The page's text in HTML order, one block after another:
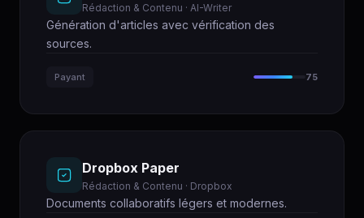
Rédaction & Contenu · AI-Writer
Génération d'articles avec vérification des
sources.
Payant 75
Dropbox Paper
Rédaction & Contenu · Dropbox
Documents collaboratifs légers et modernes.